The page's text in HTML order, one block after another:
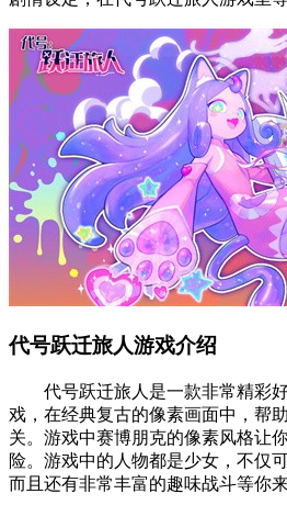
代号跃迁旅人游戏介绍
代号跃迁旅人是一款非常精彩好
戏，在经典复古的像素画面中，帮
关。游戏中赛博朋克的像素风格让
险。游戏中的人物都是少女，不仅
而且还有非常丰富的趣味战斗等你来